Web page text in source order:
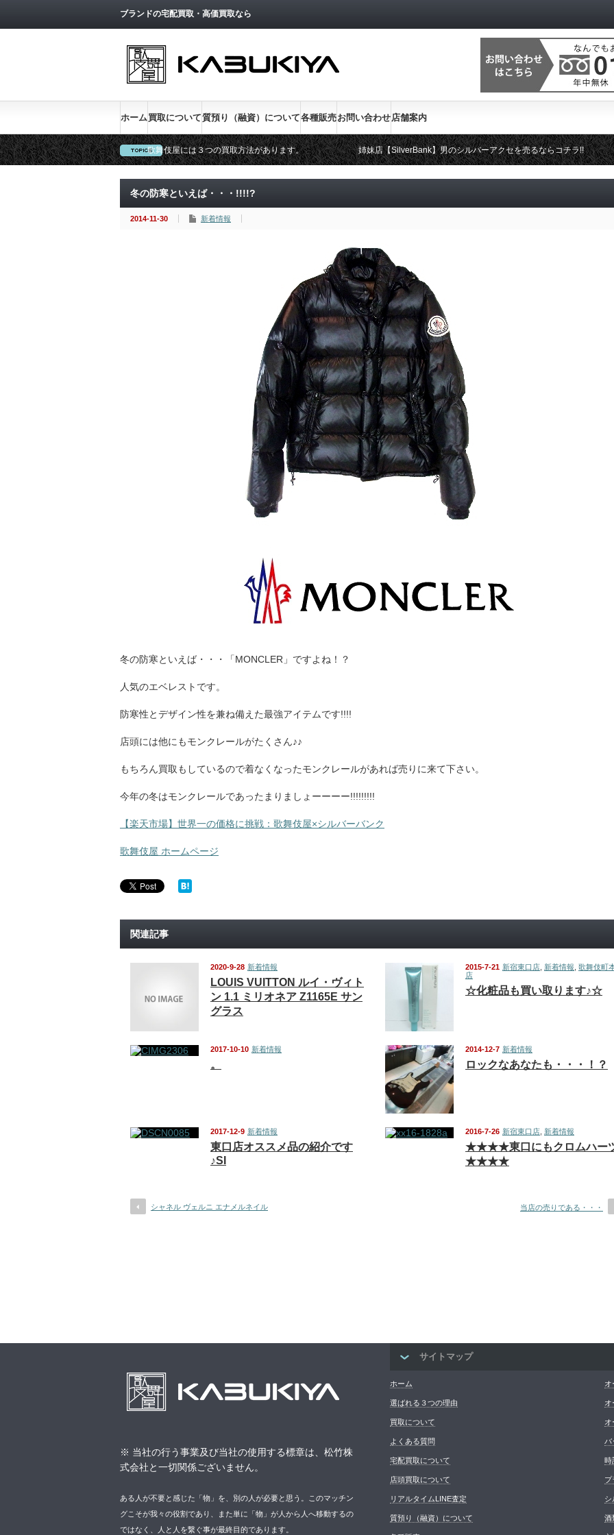
ブランドの宅配買取・高価買取なら
ホーム買取について質預り（融資）について各種販売お問い合わせ店舗案内
歌舞伎屋には３つの買取方法があります。
姉妹店【SilverBank】男のシルバーアクセを売るならコチラ!!
新宿低利息No.1、金利１％実施中
冬の防寒といえば・・・!!!!?
2014-11-30 新着情報
冬の防寒といえば・・・「MONCLER」ですよね！？
人気のエベレストです。
防寒性とデザイン性を兼ね備えた最強アイテムです!!!!
店頭には他にもモンクレールがたくさん♪♪
もちろん買取もしているので着なくなったモンクレールがあれば売りに来て下さい。
今年の冬はモンクレールであったまりましょーーーー!!!!!!!!!
【楽天市場】世界一の価格に挑戦：歌舞伎屋×シルバーバンク
歌舞伎屋 ホームページ
関連記事
2020-9-28 新着情報
LOUIS VUITTON ルイ・ヴィト
ン 1.1 ミリオネア Z1165E サン
グラス
2015-7-21 新宿東口店 新着情報 歌舞伎町
店
☆化粧品も買い取ります♪☆
2017-10-10 新着情報
。
2014-12-7 新着情報
ロックなあなたも・・・！？
2017-12-9 新着情報
東口店オススメ品の紹介です
♪SI
2016-7-26 新宿東口店 新着情報
★★★★東口にもクロムハー
★★★★
シャネル ヴェルニ エナメルネイル 当店の売りである・・・
トップページへ戻る
サイトマップ
ホーム
選ばれる３つの理由
買取について
よくある質問
宅配買取について
店頭買取について
リアルタイムLINE査定
質預り（融資）について
オ
オ
オ
バ
時
プ
シ
酒
※ 当社の行う事業及び当社の使用する標章は、松竹株
式会社と一切関係ございません。
ある人が不要と感じた「物」を、別の人が必要と思う。このマッチン
グこそが我々の役割であり、また単に「物」が人から人へ移動するの
ではなく、人と人を繋ぐ事が最終目的であります。